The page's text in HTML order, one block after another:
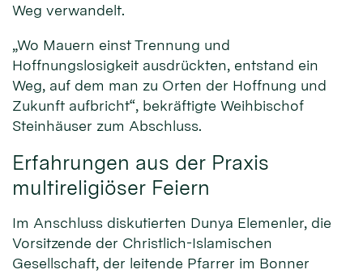
Weg verwandelt.
„Wo Mauern einst Trennung und
Hoffnungslosigkeit ausdrückten, entstand ein
Weg, auf dem man zu Orten der Hoffnung und
Zukunft aufbricht“, bekräftigte Weihbischof
Steinhäuser zum Abschluss.
Erfahrungen aus der Praxis
multireligiöser Feiern
Im Anschluss diskutierten Dunya Elemenler, die
Vorsitzende der Christlich-Islamischen
Gesellschaft, der leitende Pfarrer im Bonner